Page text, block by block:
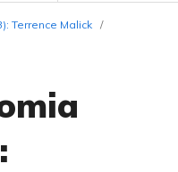
Terrence Malick /